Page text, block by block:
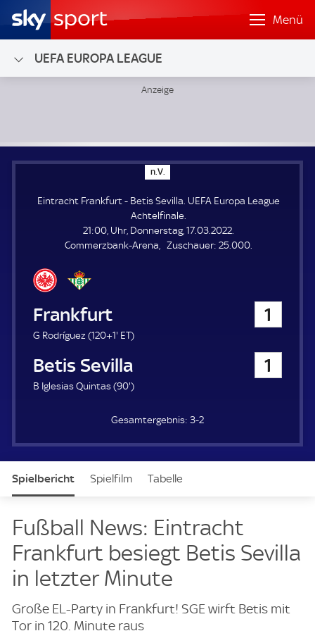
Menü
UEFA EUROPA LEAGUE
n.V.
.
.
Eintracht Frankfurt - Betis Sevilla. UEFA Europa League
Achtelfinale.
21:00, Uhr, Donnerstag, 17.03.2022.
Commerzbank-Arena
Zuschauer: Z
25.000.
Eintracht Frankfurt 1
G Rodríguez (120+1'1
1
m
n
t
e
ETE
)
Betis Sevilla 1
B Iglesias Quintas (90'9
i
t
)
3-2
Spielbericht Spielfilm Tabelle
Fußball News: Eintracht
Frankfurt besiegt Betis Sevilla
in letzter Minute
Große EL-Party in Frankfurt! SGE wirft Betis mit
Tor in 120. Minute raus